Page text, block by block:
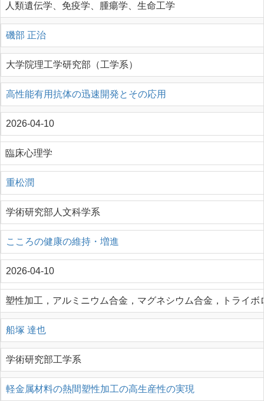
人類遺伝学、免疫学、腫瘍学、生命工学
磯部 正治
大学院理工学研究部（工学系）
高性能有用抗体の迅速開発とその応用
2026-04-10
臨床心理学
重松潤
学術研究部人文科学系
こころの健康の維持・増進
2026-04-10
塑性加工，アルミニウム合金，マグネシウム合金，トライボ
船塚 達也
学術研究部工学系
軽金属材料の熱間塑性加工の高生産性の実現